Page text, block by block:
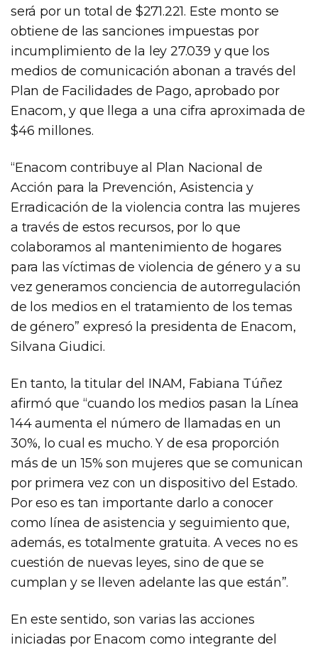
será por un total de $271.221. Este monto se
obtiene de las sanciones impuestas por
incumplimiento de la ley 27.039 y que los
medios de comunicación abonan a través del
Plan de Facilidades de Pago, aprobado por
Enacom, y que llega a una cifra aproximada de
$46 millones.
“Enacom contribuye al Plan Nacional de
Acción para la Prevención, Asistencia y
Erradicación de la violencia contra las mujeres
a través de estos recursos, por lo que
colaboramos al mantenimiento de hogares
para las víctimas de violencia de género y a su
vez generamos conciencia de autorregulación
de los medios en el tratamiento de los temas
de género” expresó la presidenta de Enacom,
Silvana Giudici.
En tanto, la titular del INAM, Fabiana Túñez
afirmó que “cuando los medios pasan la Línea
144 aumenta el número de llamadas en un
30%, lo cual es mucho. Y de esa proporción
más de un 15% son mujeres que se comunican
por primera vez con un dispositivo del Estado.
Por eso es tan importante darlo a conocer
como línea de asistencia y seguimiento que,
además, es totalmente gratuita. A veces no es
cuestión de nuevas leyes, sino de que se
cumplan y se lleven adelante las que están”.
En este sentido, son varias las acciones
iniciadas por Enacom como integrante del